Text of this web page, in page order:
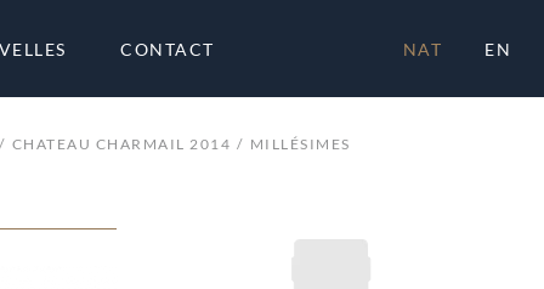
CONTACT NAT EN
CHATEAU CHARMAIL 2014 MILLÉSIMES